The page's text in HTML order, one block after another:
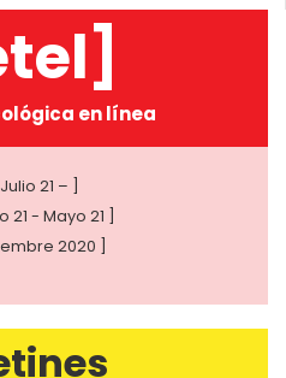
en línea
21 – ]
21 - Mayo 21 ]
2020 ]